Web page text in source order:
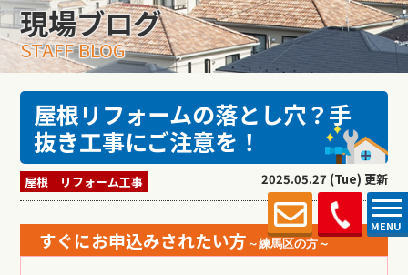
MENU
現場ブログ
STAFF BLOG
屋根リフォームの落とし穴？手
抜き工事にご注意を！
屋根 リフォーム工事 2025.05.27 (Tue) 更新
すぐにお申込みされたい方 ～練馬区の方～